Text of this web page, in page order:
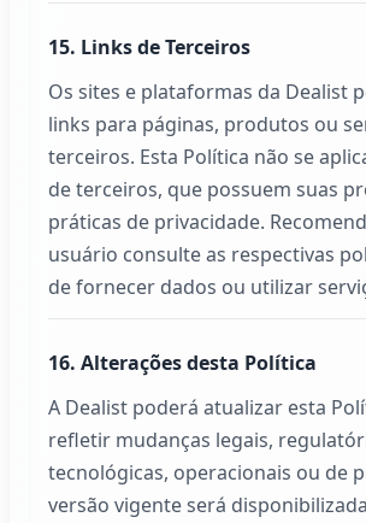
15. Links de Terceiros
Os sites e plataformas da Dealist
links para páginas, produtos ou
terceiros. Esta Política não se
de terceiros, que possuem suas
práticas de privacidade.
usuário consulte as respectivas
de fornecer dados ou utilizar
16. Alterações desta Política
A Dealist poderá atualizar esta
refletir mudanças legais,
tecnológicas, operacionais ou de
versão vigente será